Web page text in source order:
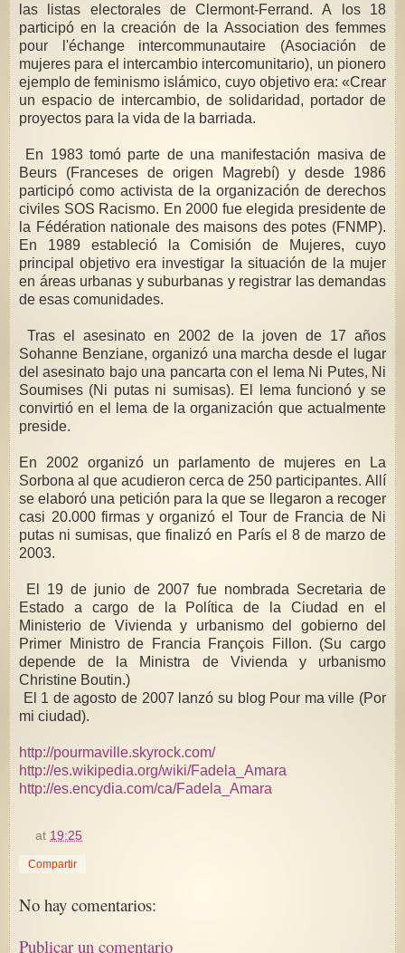
las listas electorales de Clermont-Ferrand. A los 18
participó en la creación de la Association des femmes
pour l'échange intercommunautaire (Asociación de
mujeres para el intercambio intercomunitario), un pionero
ejemplo de feminismo islámico, cuyo objetivo era: «Crear
un espacio de intercambio, de solidaridad, portador de
proyectos para la vida de la barriada.
En 1983 tomó parte de una manifestación masiva de
Beurs (Franceses de origen Magrebí) y desde 1986
participó como activista de la organización de derechos
civiles SOS Racismo. En 2000 fue elegida presidente de
la Fédération nationale des maisons des potes (FNMP).
En 1989 estableció la Comisión de Mujeres, cuyo
principal objetivo era investigar la situación de la mujer
en áreas urbanas y suburbanas y registrar las demandas
de esas comunidades.
Tras el asesinato en 2002 de la joven de 17 años
Sohanne Benziane, organizó una marcha desde el lugar
del asesinato bajo una pancarta con el lema Ni Putes, Ni
Soumises (Ni putas ni sumisas). El lema funcionó y se
convirtió en el lema de la organización que actualmente
preside.
En 2002 organizó un parlamento de mujeres en La
Sorbona al que acudieron cerca de 250 participantes. Allí
se elaboró una petición para la que se llegaron a recoger
casi 20.000 firmas y organizó el Tour de Francia de Ni
putas ni sumisas, que finalizó en París el 8 de marzo de
2003.
El 19 de junio de 2007 fue nombrada Secretaria de
Estado a cargo de la Política de la Ciudad en el
Ministerio de Vivienda y urbanismo del gobierno del
Primer Ministro de Francia François Fillon. (Su cargo
depende de la Ministra de Vivienda y urbanismo
Christine Boutin.)
El 1 de agosto de 2007 lanzó su blog Pour ma ville (Por
mi ciudad).
http://pourmaville.skyrock.com/
http://es.wikipedia.org/wiki/Fadela_Amara
http://es.encydia.com/ca/Fadela_Amara
at 19:25
Compartir
No hay comentarios:
Publicar un comentario